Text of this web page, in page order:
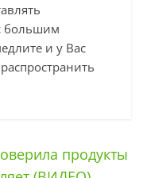
большим
и у Вас
продукты